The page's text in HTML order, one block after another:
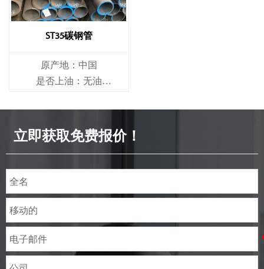
ST35碳钢管
原产地：中国
是否上油：无油
立即获取免费报价！